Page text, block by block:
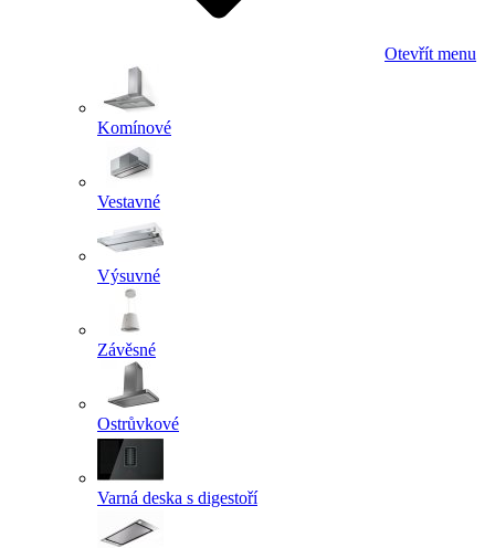
Otevřít menu
Komínové
Vestavné
Výsuvné
Závěsné
Ostrůvkové
Varná deska s digestoří